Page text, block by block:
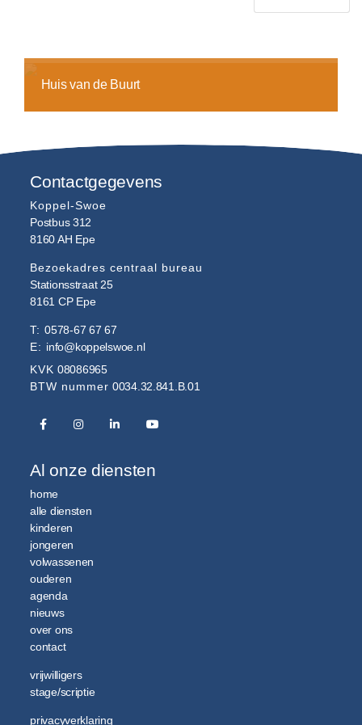
Huis van de Buurt
Contactgegevens
Koppel-Swoe
Postbus 312
8160 AH Epe
Bezoekadres centraal bureau
Stationsstraat 25
8161 CP Epe
T:0578-67 67 67
E: info@koppelswoe.nl
KVK 08086965
BTW nummer 0034.32.841.B.01
Al onze diensten
home
alle diensten
kinderen
jongeren
volwassenen
ouderen
agenda
nieuws
over ons
contact
vrijwilligers
stage/scriptie
privacyverklaring